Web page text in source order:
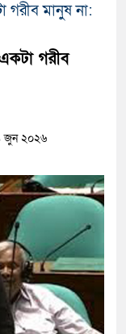
দেশে ফিরছেন
দলের বা গোষ্ঠীর
সচল হবে নৌপথ,
দুই মেট্রো স্টেশনে
বলতে চাইলাম
গ্রেফতার
মানুষ না:
গরীব
জুন ২০২৬